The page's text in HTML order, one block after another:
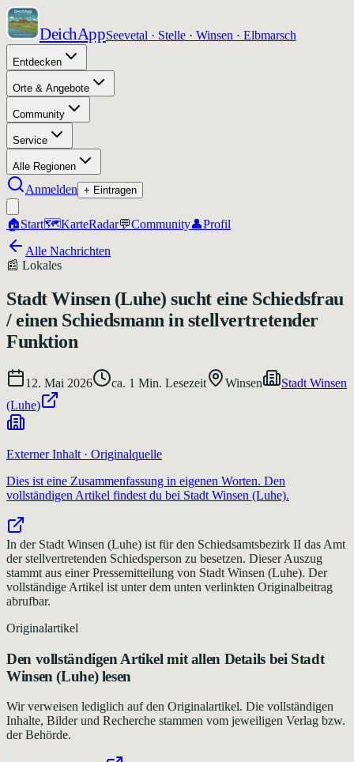
DeichAppSeevetal · Stelle · Winsen · Elbmarsch
Entdecken
Orte & Angebote
Community
Service
Alle Regionen
Anmelden + Eintragen
🏠Start🗺️KarteRadar💬Community👤Profil
Alle Nachrichten
📰 Lokales
Stadt Winsen (Luhe) sucht eine Schiedsfrau
/ einen Schiedsmann in stellvertretender
Funktion
12. Mai 2026 ca. 1 Min. Lesezeit Winsen
Stadt Winsen
(Luhe)
Externer Inhalt · Originalquelle
Dies ist eine Zusammenfassung in eigenen Worten. Den
vollständigen Artikel findest du bei Stadt Winsen (Luhe).
In der Stadt Winsen (Luhe) ist für den Schiedsamtsbezirk II das Amt
der stellvertretenden Schiedsperson zu besetzen. Dieser Auszug
stammt aus einer Pressemitteilung von Stadt Winsen (Luhe). Der
vollständige Artikel ist unter dem unten verlinkten Originalbeitrag
abrufbar.
Originalartikel
Den vollständigen Artikel mit allen Details bei Stadt
Winsen (Luhe)lesen
Wir verweisen lediglich auf den Originalartikel. Die vollständigen
Inhalte, Bilder und Recherche stammen vom jeweiligen Verlag bzw.
der Behörde.